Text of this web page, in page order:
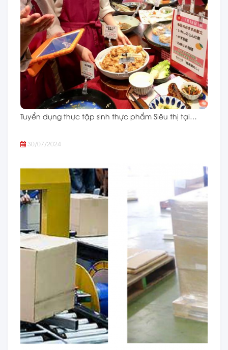
Tuyển dụng thực tập sinh thực phẩm Siêu thị tại…
30/07/2024